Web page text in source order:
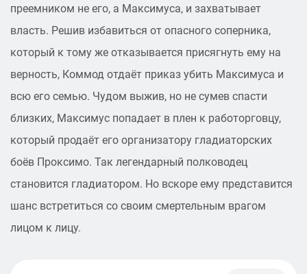
преемником не его, а Максимуса, и захватывает
власть. Решив избавиться от опасного соперника,
который к тому же отказывается присягнуть ему на
верность, Коммод отдаёт приказ убить Максимуса и
всю его семью. Чудом выжив, но не сумев спасти
близких, Максимус попадает в плен к работорговцу,
который продаёт его организатору гладиаторских
боёв Проксимо. Так легендарный полководец
становится гладиатором. Но вскоре ему представится
шанс встретиться со своим смертельным врагом
лицом к лицу.